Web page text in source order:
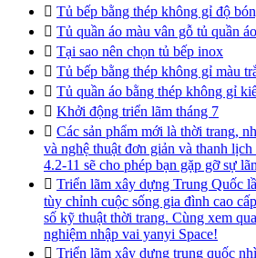
 Tủ bếp bằng thép không gỉ độ
 Tủ quần áo màu vân gỗ tủ quần
 Tại sao nên chọn tủ bếp inox
 Tủ bếp bằng thép không gỉ màu
 Tủ quần áo bằng thép không gỉ
 Khởi động triển lãm tháng 7
 Các sản phẩm mới là thời trang,
và nghệ thuật đơn giản và thanh
4.2-11 sẽ cho phép bạn gặp gỡ sự
 Triển lãm xây dựng Trung Quốc
tùy chỉnh cuộc sống gia đình cao
số kỹ thuật thời trang. Cùng xem
nghiệm nhập vai yanyi Space!
 Triển lãm xây dựng trung quốc